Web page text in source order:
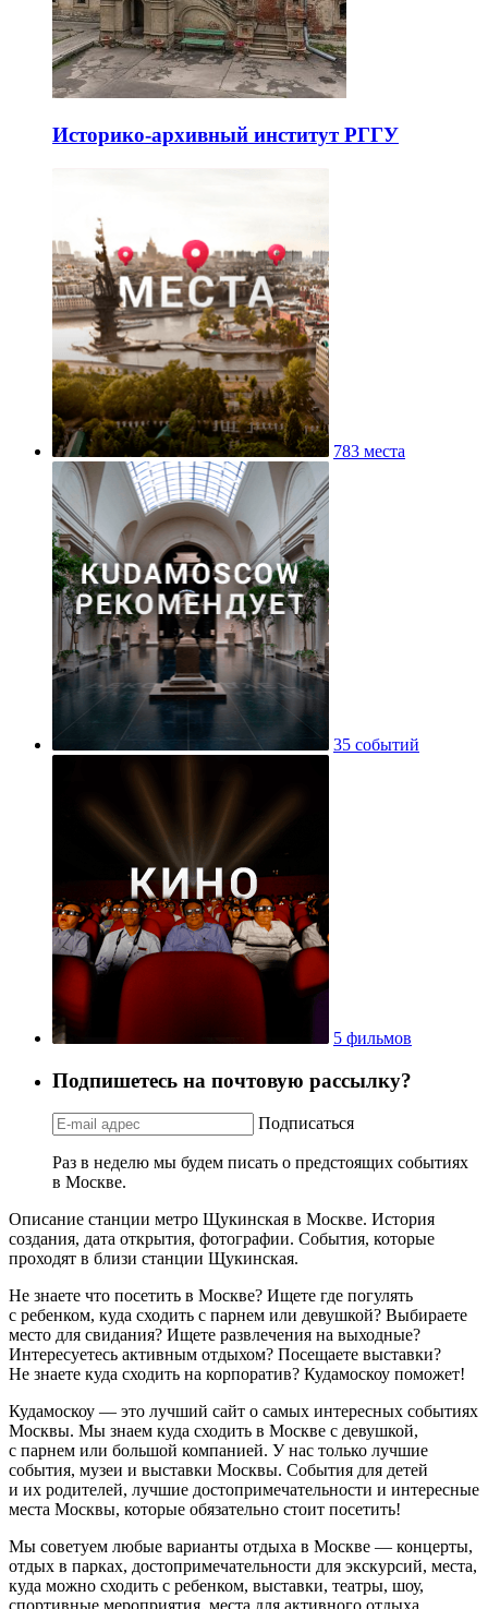
Историко-архивный институт РГГУ
783 места
35 событий
5 фильмов
Подпишетесь на почтовую рассылку?
Подписаться
Раз в неделю мы будем писать о предстоящих событиях
в Москве.
Описание станции метро Щукинская в Москве. История
создания, дата открытия, фотографии. События, которые
проходят в близи станции Щукинская.
Не знаете что посетить в Москве? Ищете где погулять
с ребенком, куда сходить с парнем или девушкой? Выбираете
место для свидания? Ищете развлечения на выходные?
Интересуетесь активным отдыхом? Посещаете выставки?
Не знаете куда сходить на корпоратив? Кудамоскоу поможет!
Кудамоскоу — это лучший сайт о самых интересных событиях
Москвы. Мы знаем куда сходить в Москве с девушкой,
с парнем или большой компанией. У нас только лучшие
события, музеи и выставки Москвы. События для детей
и их родителей, лучшие достопримечательности и интересные
места Москвы, которые обязательно стоит посетить!
Мы советуем любые варианты отдыха в Москве — концерты,
отдых в парках, достопримечательности для экскурсий, места,
куда можно сходить с ребенком, выставки, театры, шоу,